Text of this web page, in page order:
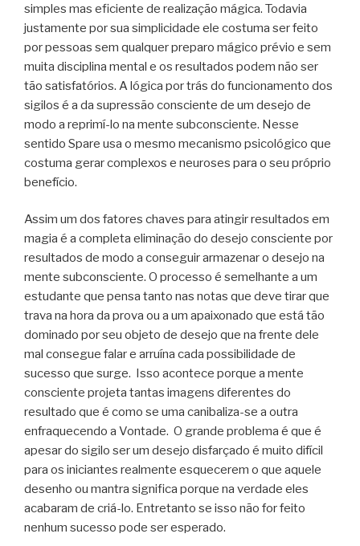
simples mas eficiente de realização mágica. Todavia
justamente por sua simplicidade ele costuma ser feito
por pessoas sem qualquer preparo mágico prévio e sem
muita disciplina mental e os resultados podem não ser
tão satisfatórios. A lógica por trás do funcionamento dos
sigilos é a da supressão consciente de um desejo de
modo a reprimí-lo na mente subconsciente. Nesse
sentido Spare usa o mesmo mecanismo psicológico que
costuma gerar complexos e neuroses para o seu próprio
benefício.
Assim um dos fatores chaves para atingir resultados em
magia é a completa eliminação do desejo consciente por
resultados de modo a conseguir armazenar o desejo na
mente subconsciente. O processo é semelhante a um
estudante que pensa tanto nas notas que deve tirar que
trava na hora da prova ou a um apaixonado que está tão
dominado por seu objeto de desejo que na frente dele
mal consegue falar e arruína cada possibilidade de
sucesso que surge. Isso acontece porque a mente
consciente projeta tantas imagens diferentes do
resultado que é como se uma canibaliza-se a outra
enfraquecendo a Vontade. O grande problema é que é
apesar do sigilo ser um desejo disfarçado é muito difícil
para os iniciantes realmente esquecerem o que aquele
desenho ou mantra significa porque na verdade eles
acabaram de criá-lo. Entretanto se isso não for feito
nenhum sucesso pode ser esperado.